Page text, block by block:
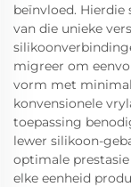
beïnvloed.
van die unieke
migreer om
vorm met
konvensionele
toepassing
lewer silikoon-
optimale
elke eenheid